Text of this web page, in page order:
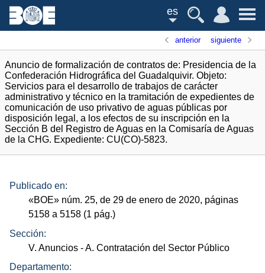
es
anterior siguiente
Anuncio de formalización de contratos de: Presidencia de la
Confederación Hidrográfica del Guadalquivir. Objeto:
Servicios para el desarrollo de trabajos de carácter
administrativo y técnico en la tramitación de expedientes de
comunicación de uso privativo de aguas públicas por
disposición legal, a los efectos de su inscripción en la
Sección B del Registro de Aguas en la Comisaría de Aguas
de la CHG. Expediente: CU(CO)-5823.
Publicado en:
«BOE» núm. 25, de 29 de enero de 2020, páginas
5158 a 5158 (1 pág.)
Sección:
V. Anuncios - A. Contratación del Sector Público
Departamento: